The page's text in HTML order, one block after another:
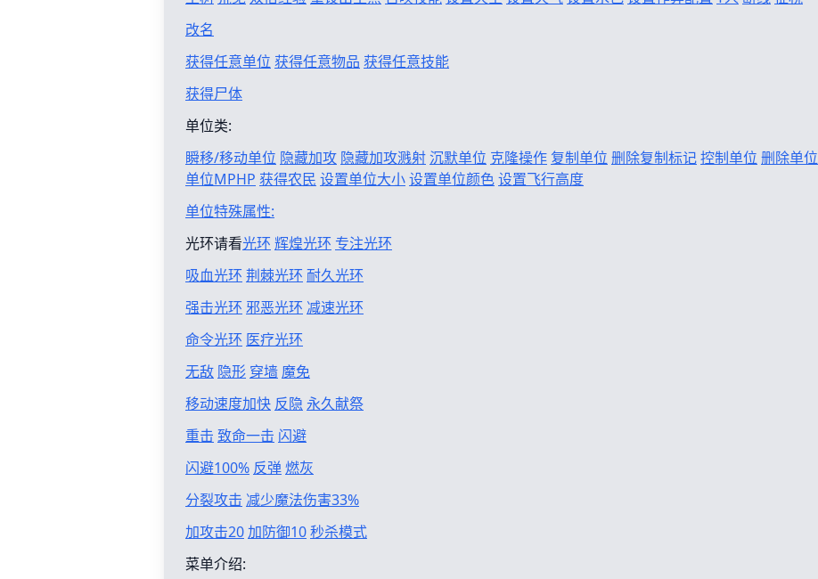
改名
获得任意单位 获得任意物品 获得任意技能
获得尸体
单位类:
瞬移/移动单位 隐藏加攻 隐藏加攻溅射沉默单位 克隆操作 复制单位 删除复制标记控制单位 删除单位
单位MPHP 获得农民 设置单位大小设置单位颜色设置飞行高度
单位特殊属性:
光环请看光环 辉煌光环 专注光环
吸血光环 荆棘光环 耐久光环
强击光环 邪恶光环 减速光环
命令光环 医疗光环
无敌 隐形 穿墙 魔免
移动速度加快 反隐 永久献祭
重击 致命一击 闪避
闪避100% 反弹燃灰
分裂攻击 减少魔法伤害33%
加攻击20加防御10秒杀模式
菜单介绍: